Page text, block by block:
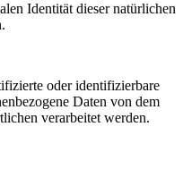
Identität dieser natürlichen
oder identifizierbare
Daten von dem
verarbeitet werden.